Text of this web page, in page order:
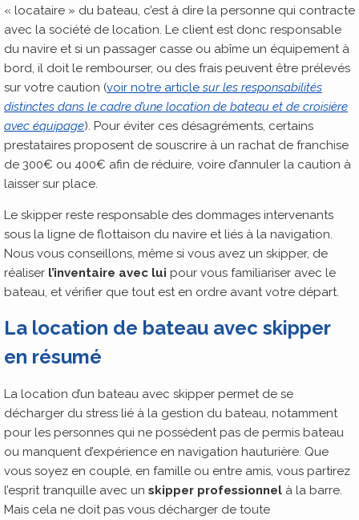
« locataire » du bateau, c’est à dire la personne qui contracte
avec la société de location. Le client est donc responsable
du navire et si un passager casse ou abîme un équipement à
bord, il doit le rembourser, ou des frais peuvent être prélevés
sur votre caution (voir notre article sur les responsabilités
distinctes dans le cadre d’une location de bateau et de croisière
avec équipage). Pour éviter ces désagréments, certains
prestataires proposent de souscrire à un rachat de franchise
de 300€ ou 400€ afin de réduire, voire d’annuler la caution à
laisser sur place.
Le skipper reste responsable des dommages intervenants
sous la ligne de flottaison du navire et liés à la navigation.
Nous vous conseillons, même si vous avez un skipper, de
réaliser l’inventaire avec lui pour vous familiariser avec le
bateau, et vérifier que tout est en ordre avant votre départ.
La location de bateau avec skipper
en résumé
La location d’un bateau avec skipper permet de se
décharger du stress lié à la gestion du bateau, notamment
pour les personnes qui ne possèdent pas de permis bateau
ou manquent d’expérience en navigation hauturière. Que
vous soyez en couple, en famille ou entre amis, vous partirez
l’esprit tranquille avec un skipper professionnel à la barre.
Mais cela ne doit pas vous décharger de toute